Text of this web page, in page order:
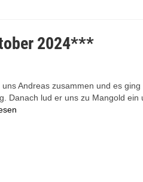
2024***
Andreas zusammen und es
Danach lud er uns zu Mangold